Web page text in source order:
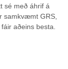
sé með áhrif á
samkvæmt GRS,
aðeins besta.